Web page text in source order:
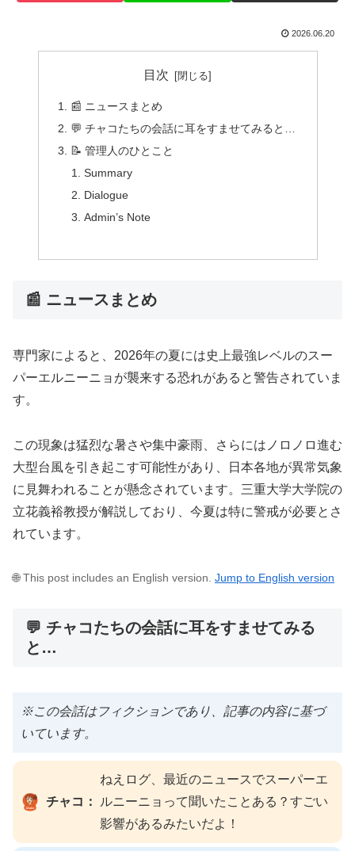
2026.06.20
目次
📰 ニュースまとめ
💬 チャコたちの会話に耳をすませてみると…
📝 管理人のひとこと
Summary
Dialogue
Admin’s Note
📰 ニュースまとめ
専門家によると、2026年の夏には史上最強レベルのスー
パーエルニーニョが襲来する恐れがあると警告されていま
す。
この現象は猛烈な暑さや集中豪雨、さらにはノロノロ進む
大型台風を引き起こす可能性があり、日本各地が異常気象
に見舞われることが懸念されています。三重大学大学院の
立花義裕教授が解説しており、今夏は特に警戒が必要とさ
れています。
🌐 This post includes an English version. Jump to English version
💬 チャコたちの会話に耳をすませてみる
と…
※この会話はフィクションであり、記事の内容に基づ
いています。
チャコ：
ねえログ、最近のニュースでスーパーエ
ルニーニョって聞いたことある？すごい
影響があるみたいだよ！